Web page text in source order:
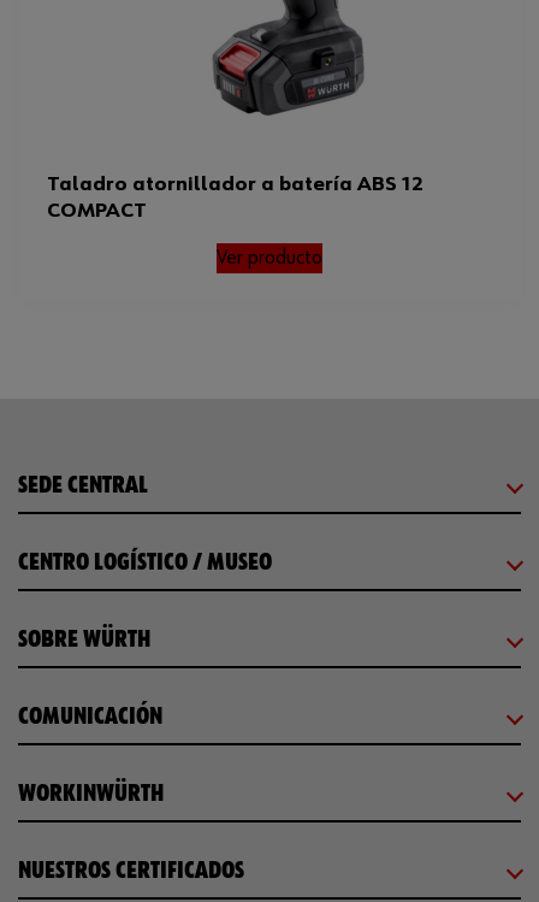
Taladro atornillador a batería ABS 12
COMPACT
Ver producto
SEDE CENTRAL
CENTRO LOGÍSTICO / MUSEO
SOBRE WÜRTH
COMUNICACIÓN
WORKINWÜRTH
NUESTROS CERTIFICADOS